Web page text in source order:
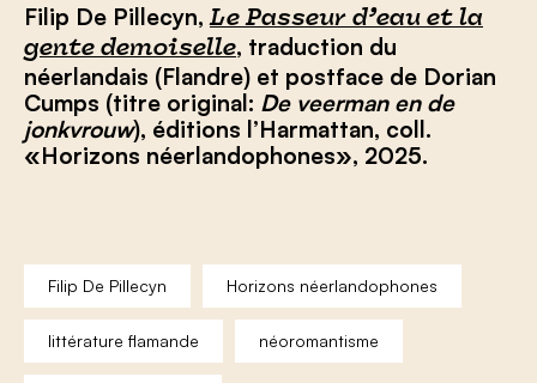
Filip De Pillecyn,Le Passeur d’eau et la
gente demoiselle, traduction du
néerlandais (Flandre) et postface de Dorian
Cumps (titre original: De veerman en de
jonkvrouw), éditions l’Harmattan, coll.
«Horizons néerlandophones», 2025.
Filip De Pillecyn Horizons néerlandophones
littérature flamande néoromantisme